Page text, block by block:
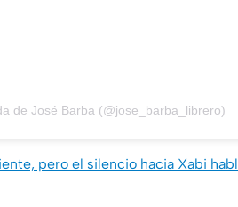
de José Barba (@jose_barba_librero)
pero el silencio hacia Xabi